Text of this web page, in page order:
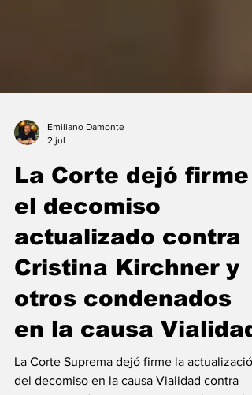
La Corte dejó firme
el decomiso
actualizado contra
Cristina Kirchner y
otros condenados
en la causa Vialidad
La Corte Suprema dejó firme la